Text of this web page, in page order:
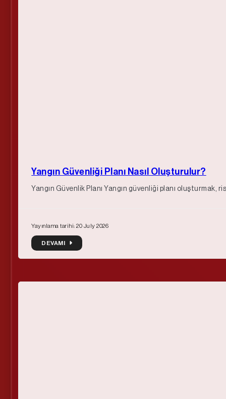
Yangın Güvenliği Planı Nasıl Oluşturulur?
Yangın Güvenlik Planı Yangın güvenliği planı
Yayınlama tarihi: 20 July 2026
DEVAMI
DEVAMI